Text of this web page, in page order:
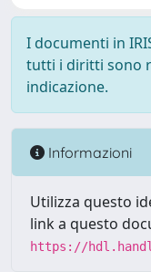
I documenti in
tutti i diritti sono
indicazione.
Informazioni
Utilizza questo
link a questo
https://